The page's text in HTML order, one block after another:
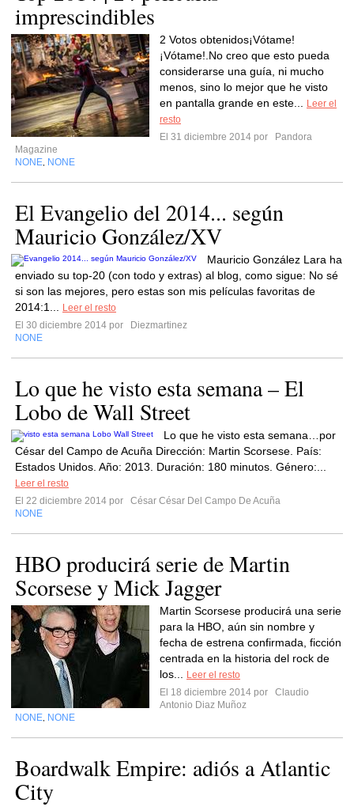
imprescindibles
2 Votos obtenidos¡Vótame!
¡Vótame!.No creo que esto pueda
considerarse una guía, ni mucho
menos, sino lo mejor que he visto
en pantalla grande en este...
Leer el
resto
El 31 diciembre 2014 por
Pandora
Magazine
NONE NONE
El Evangelio del 2014... según
Mauricio González/XV
Mauricio González Lara ha
enviado su top-20 (con todo y extras) al blog, como sigue: No sé
si son las mejores, pero estas son mis películas favoritas de
2014:1...
Leer el resto
El 30 diciembre 2014 por
Diezmartinez
NONE
Lo que he visto esta semana – El
Lobo de Wall Street
Lo que he visto esta semana…por
César del Campo de Acuña Dirección: Martin Scorsese. País:
Estados Unidos. Año: 2013. Duración: 180 minutos. Género:...
Leer el resto
El 22 diciembre 2014 por
César César Del Campo De Acuña
NONE
HBO producirá serie de Martin
Scorsese y Mick Jagger
Martin Scorsese producirá una serie
para la HBO, aún sin nombre y
fecha de estrena confirmada, ficción
centrada en la historia del rock de
los...
Leer el resto
El 18 diciembre 2014 por
Claudio
Antonio Diaz Muñoz
NONE NONE
Boardwalk Empire: adiós a Atlantic
City